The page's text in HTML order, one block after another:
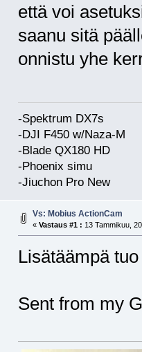
että voi
saanu sitä
onnistu yhe
-Spektrum DX7s
-DJI F450 w/Naza-M
-Blade QX180 HD
-Phoenix simu
-Jiuchon Pro New
Vs: Mobius ActionCam
« Vastaus #1 : 13 Tammikuu,
Lisätäämpä
Sent from my